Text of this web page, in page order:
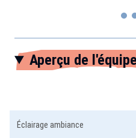
Aperçu de
Éclairage ambiance